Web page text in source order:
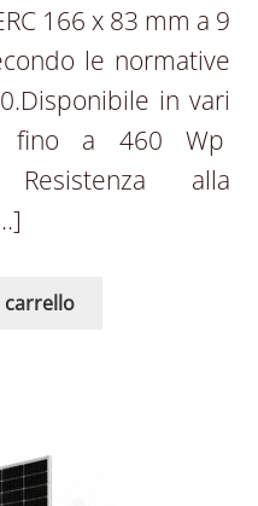
166 x 83 mm a 9
le normative
in vari
fino a 460 Wp
alla
carrello